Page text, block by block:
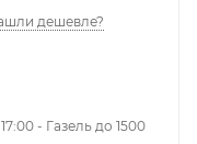
дешевле?
- Газель до 1500